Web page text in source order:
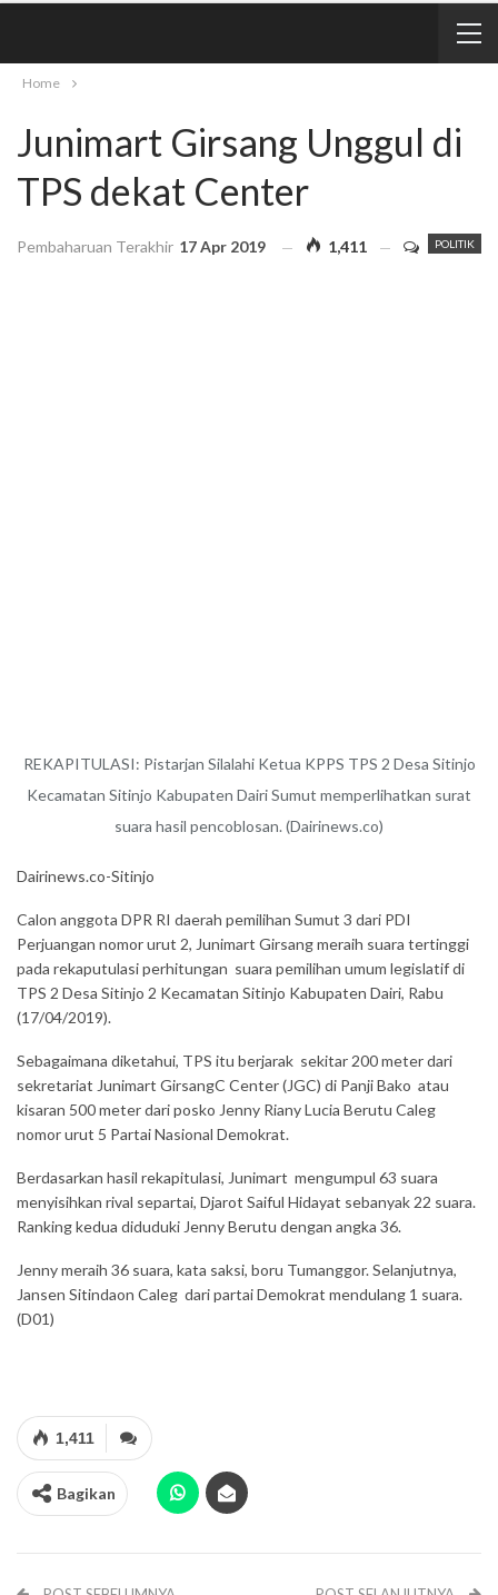
Home
Junimart Girsang Unggul di
TPS dekat Center
POLITIK
Pembaharuan Terakhir 17 Apr 2019 1,411
REKAPITULASI: Pistarjan Silalahi Ketua KPPS TPS 2 Desa Sitinjo
Kecamatan Sitinjo Kabupaten Dairi Sumut memperlihatkan surat
suara hasil pencoblosan. (Dairinews.co)
Dairinews.co-Sitinjo
Calon anggota DPR RI daerah pemilihan Sumut 3 dari PDI
Perjuangan nomor urut 2, Junimart Girsang meraih suara tertinggi
pada rekaputulasi perhitungan suara pemilihan umum legislatif di
TPS 2 Desa Sitinjo 2 Kecamatan Sitinjo Kabupaten Dairi, Rabu
(17/04/2019).
Sebagaimana diketahui, TPS itu berjarak sekitar 200 meter dari
sekretariat Junimart GirsangC Center (JGC) di Panji Bako atau
kisaran 500 meter dari posko Jenny Riany Lucia Berutu Caleg
nomor urut 5 Partai Nasional Demokrat.
Berdasarkan hasil rekapitulasi, Junimart mengumpul 63 suara
menyisihkan rival separtai, Djarot Saiful Hidayat sebanyak 22 suara.
Ranking kedua diduduki Jenny Berutu dengan angka 36.
Jenny meraih 36 suara, kata saksi, boru Tumanggor. Selanjutnya,
Jansen Sitindaon Caleg dari partai Demokrat mendulang 1 suara.
(D01)
1,411
Bagikan